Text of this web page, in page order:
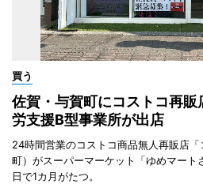
買う
佐賀・与賀町にコストコ再
労支援B型事業所が出店
24時間営業のコストコ商品無人再販店
町）がスーパーマーケット「ゆめマー
日で1カ月がたつ。